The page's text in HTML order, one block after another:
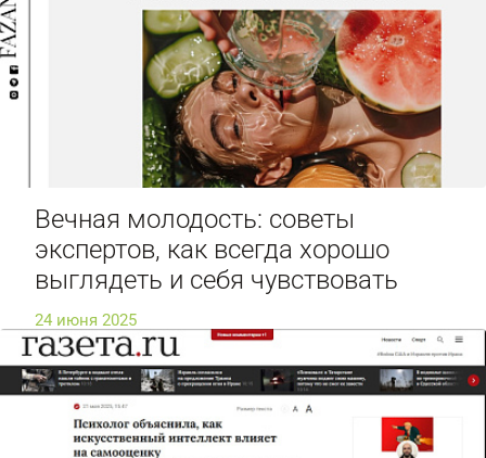
Вечная молодость: советы
экспертов, как всегда хорошо
выглядеть и себя чувствовать
24 июня 2025